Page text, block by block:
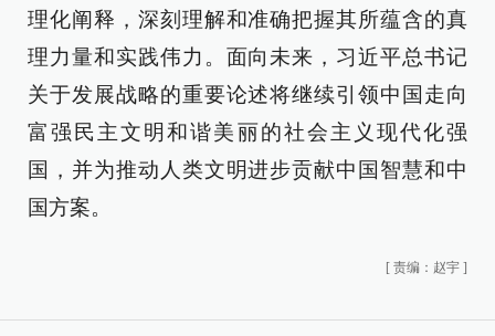
理化阐释，深刻理解和准确把握其所蕴含的真
理力量和实践伟力。面向未来，习近平总书记
关于发展战略的重要论述将继续引领中国走向
富强民主文明和谐美丽的社会主义现代化强
国，并为推动人类文明进步贡献中国智慧和中
国方案。
[ 责编：赵宇 ]